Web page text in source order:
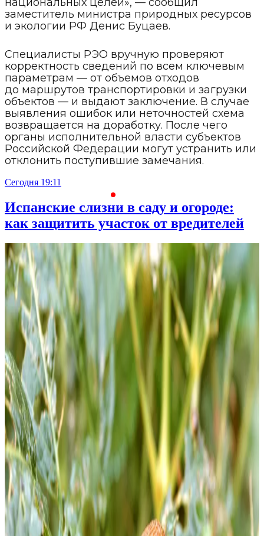
национальных целей», — сообщил
заместитель министра природных ресурсов
и экологии РФ Денис Буцаев.
Специалисты РЭО вручную проверяют
корректность сведений по всем ключевым
параметрам — от объемов отходов
до маршрутов транспортировки и загрузки
объектов — и выдают заключение. В случае
выявления ошибок или неточностей схема
возвращается на доработку. После чего
органы исполнительной власти субъектов
Российской Федерации могут устранить или
отклонить поступившие замечания.
Сегодня 19:11
Испанские слизни в саду и огороде:
как защитить участок от вредителей